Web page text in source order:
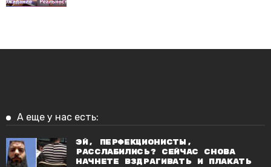
А еще у нас есть:
Эй, перфекционисты,
расслабились? Сейчас снова
начнете вздрагивать и плакать